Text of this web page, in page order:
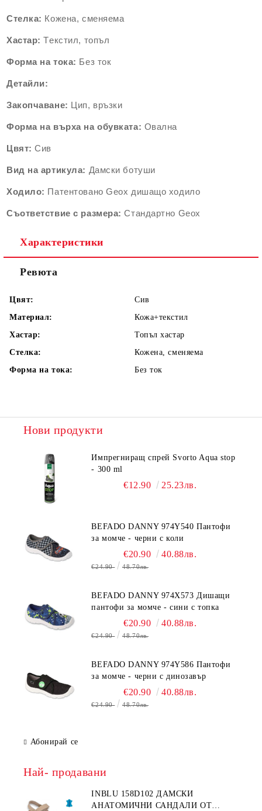
Стелка: Кожена, сменяема
Хастар: Tекстил, топъл
Форма на тока: Без ток
Детайли:
Закопчаване: Цип, връзки
Форма на върха на обувката: Овална
Цвят:Сив
Вид на артикула: Дамски ботуши
Ходило: Патентовано Geox дишащо ходило
Съответствие с размера:Стандартно Geox
Характеристики
Ревюта
Цвят:
Сив
Материал:
Кожа+текстил
Хастар:
Топъл хастар
Стелка:
Кожена, сменяема
Форма на тока:
Без ток
Нови продукти
Импрегниращ спрей Svorto Aqua stop
- 300 ml
€12.90 25.23лв.
BEFADO DANNY 974Y540 Пантофи
за момче - черни с коли
€20.90 40.88лв.
€24.90 48.70лв.
BEFADO DANNY 974X573 Дишащи
пантофи за момче - сини с топка
€20.90 40.88лв.
€24.90 48.70лв.
BEFADO DANNY 974Y586 Пантофи
за момче - черни с динозавър
€20.90 40.88лв.
€24.90 48.70лв.
Абонирай се
Най- продавани
INBLU 158D102 ДАМСКИ
АНАТОМИЧНИ САНДАЛИ ОТ